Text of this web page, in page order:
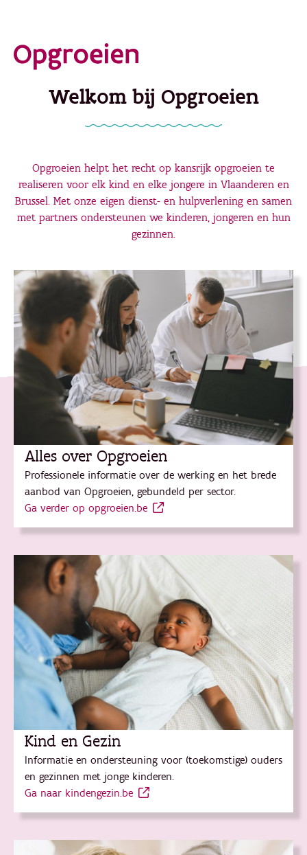
direct
hoofdinhoudWelkom bij Opgroeien
Opgroeien helpt het recht op kansrijk opgroeien te
realiseren voor elk kind en elke jongere in Vlaanderen en
Brussel. Met onze eigen dienst- en hulpverlening en samen
met partners ondersteunen we kinderen, jongeren en hun
gezinnen.
Alles over Opgroeien
Professionele informatie over de werking en het brede
aanbod van Opgroeien, gebundeld per sector.
Ga verder op opgroeien.be
Kind en Gezin
Informatie en ondersteuning voor (toekomstige) ouders
en gezinnen met jonge kinderen.
Ga naar kindengezin.be